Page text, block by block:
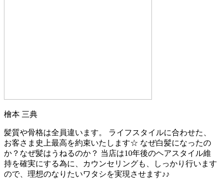
檜本 三典
髪質や骨格は全員違います。 ライフスタイルに合わせた、
お客さま史上最高を約束いたします☆ なぜ白髪になったの
か？なぜ髪はうねるのか？ 当店は10年後のヘアスタイル維
持を確実にする為に、カウンセリングも、しっかり行います
ので、理想のなりたいワタシを実現させます♪♪